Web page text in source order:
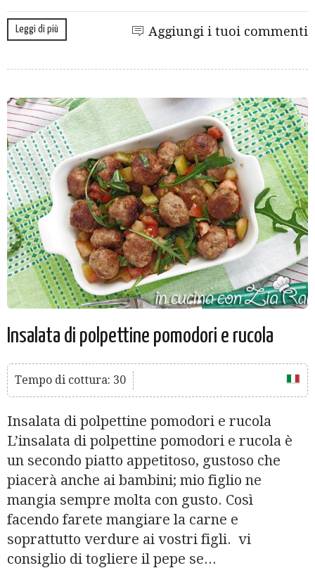
Leggi di più Aggiungi i tuoi commenti
Insalata di polpettine pomodori e rucola
Tempo di cottura: 30
Insalata di polpettine pomodori e rucola
L’insalata di polpettine pomodori e rucola è
un secondo piatto appetitoso, gustoso che
piacerà anche ai bambini; mio figlio ne
mangia sempre molta con gusto. Così
facendo farete mangiare la carne e
soprattutto verdure ai vostri figli. vi
consiglio di togliere il pepe se...